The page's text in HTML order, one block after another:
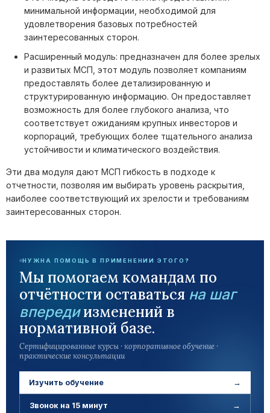
минимальной информации, необходимой для
удовлетворения базовых потребностей
заинтересованных сторон.
Расширенный модуль: предназначен для более зрелых
и развитых МСП, этот модуль позволяет компаниям
предоставлять более детализированную и
структурированную информацию. Он предоставляет
возможность для более глубокого анализа, что
соответствует ожиданиям крупных инвесторов и
корпораций, требующих более тщательного анализа
устойчивости и климатического воздействия.
Эти два модуля дают МСП гибкость в подходе к
отчетности, позволяя им выбирать уровень раскрытия,
наиболее соответствующий их зрелости и требованиям
заинтересованных сторон.
НУЖНА ПОМОЩЬ В ПРИМЕНЕНИИ ЭТОГО?
Мы помогаем командам по
отчётности оставаться на шаг
впередиизменений в
нормативной базе.
Сертифицированные курсы · корпоративное обучение ·
практические консультации
Изучить обучение →
Звонок на 15 минут →